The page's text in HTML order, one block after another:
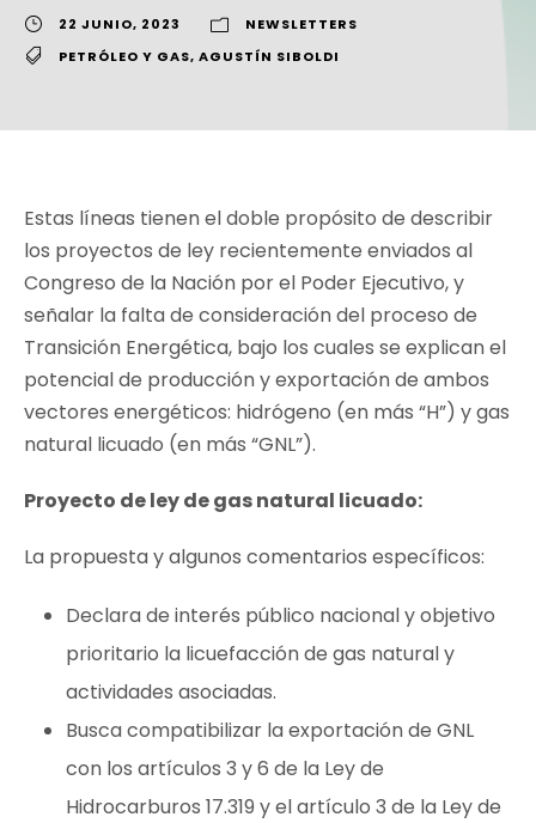
22 JUNIO, 2023
NEWSLETTERS
PETRÓLEO Y GAS, AGUSTÍN SIBOLDI
Estas líneas tienen el doble propósito de describir
los proyectos de ley recientemente enviados al
Congreso de la Nación por el Poder Ejecutivo, y
señalar la falta de consideración del proceso de
Transición Energética, bajo los cuales se explican el
potencial de producción y exportación de ambos
vectores energéticos: hidrógeno (en más “H”) y gas
natural licuado (en más “GNL”).
Proyecto de ley de gas natural licuado:
La propuesta y algunos comentarios específicos:
Declara de interés público nacional y objetivo
prioritario la licuefacción de gas natural y
actividades asociadas.
Busca compatibilizar la exportación de GNL
con los artículos 3 y 6 de la Ley de
Hidrocarburos 17.319 y el artículo 3 de la Ley de